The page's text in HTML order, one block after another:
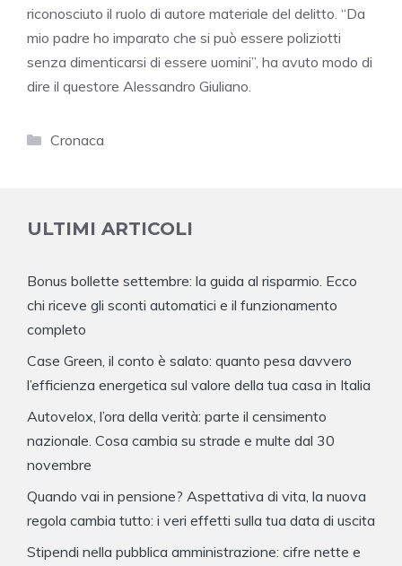
riconosciuto il ruolo di autore materiale del delitto. “Da
mio padre ho imparato che si può essere poliziotti
senza dimenticarsi di essere uomini”, ha avuto modo di
dire il questore Alessandro Giuliano.
Categorie
Cronaca
ULTIMI ARTICOLI
Bonus bollette settembre: la guida al risparmio. Ecco
chi riceve gli sconti automatici e il funzionamento
completo
Case Green, il conto è salato: quanto pesa davvero
l’efficienza energetica sul valore della tua casa in Italia
Autovelox, l’ora della verità: parte il censimento
nazionale. Cosa cambia su strade e multe dal 30
novembre
Quando vai in pensione? Aspettativa di vita, la nuova
regola cambia tutto: i veri effetti sulla tua data di uscita
Stipendi nella pubblica amministrazione: cifre nette e